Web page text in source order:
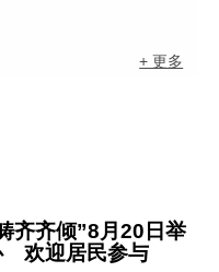
+ 更多
齐齐倾”8月20日举
欢迎居民参与